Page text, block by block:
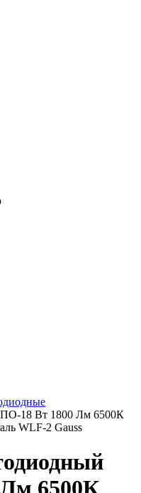
18 Вт 1800 Лм 6500К
WLF-2 Gauss